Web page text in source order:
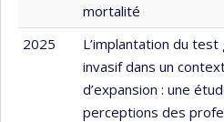
mortalité
2025
L’implantation du
invasif dans un
d’expansion : une
perceptions des